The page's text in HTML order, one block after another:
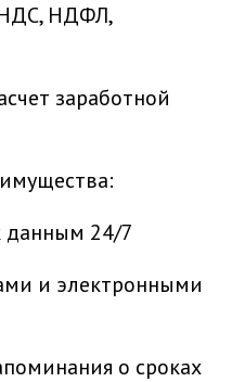
НДФЛ,
заработной
данным 24/7
и электронными
о сроках